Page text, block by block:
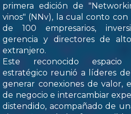
primera edición de
vinos" (NNv), la cual conto
de 100 empresarios,
gerencia y directores de
extranjero.
Este reconocido espacio
estratégico reunió a líderes
generar conexiones de valor,
de negocio e intercambiar
distendido, acompañado de